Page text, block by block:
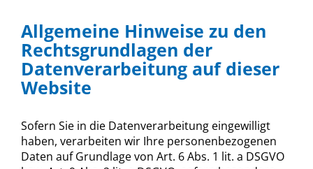
Allgemeine Hinweise zu den
Rechtsgrundlagen der
Datenverarbeitung auf dieser
Website
Sofern Sie in die Datenverarbeitung eingewilligt
haben, verarbeiten wir Ihre personenbezogenen
Daten auf Grundlage von Art. 6 Abs. 1 lit. a DSGVO